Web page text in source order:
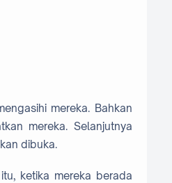
mereka. Bahkan
mereka. Selanjutnya
dibuka.
ketika mereka berada